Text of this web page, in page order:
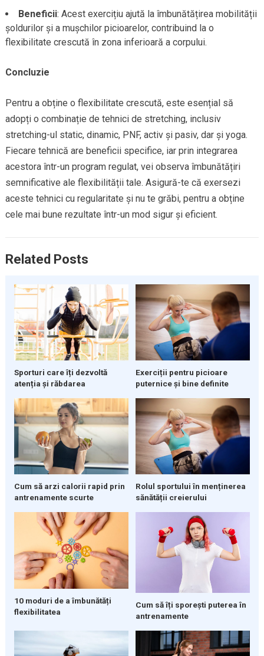
Beneficii: Acest exercițiu ajută la îmbunătățirea mobilității
șoldurilor și a mușchilor picioarelor, contribuind la o
flexibilitate crescută în zona inferioară a corpului.
Concluzie
Pentru a obține o flexibilitate crescută, este esențial să
adopți o combinație de tehnici de stretching, inclusiv
stretching-ul static, dinamic, PNF, activ și pasiv, dar și yoga.
Fiecare tehnică are beneficii specifice, iar prin integrarea
acestora într-un program regulat, vei observa îmbunătățiri
semnificative ale flexibilității tale. Asigură-te că exersezi
aceste tehnici cu regularitate și nu te grăbi, pentru a obține
cele mai bune rezultate într-un mod sigur și eficient.
Related Posts
Sporturi care îți dezvoltă
atenția și răbdarea
Exerciții pentru picioare
puternice și bine definite
Cum să arzi calorii rapid prin
antrenamente scurte
Rolul sportului în menținerea
sănătății creierului
10 moduri de a îmbunătăți
flexibilitatea
Cum să îți sporești puterea în
antrenamente